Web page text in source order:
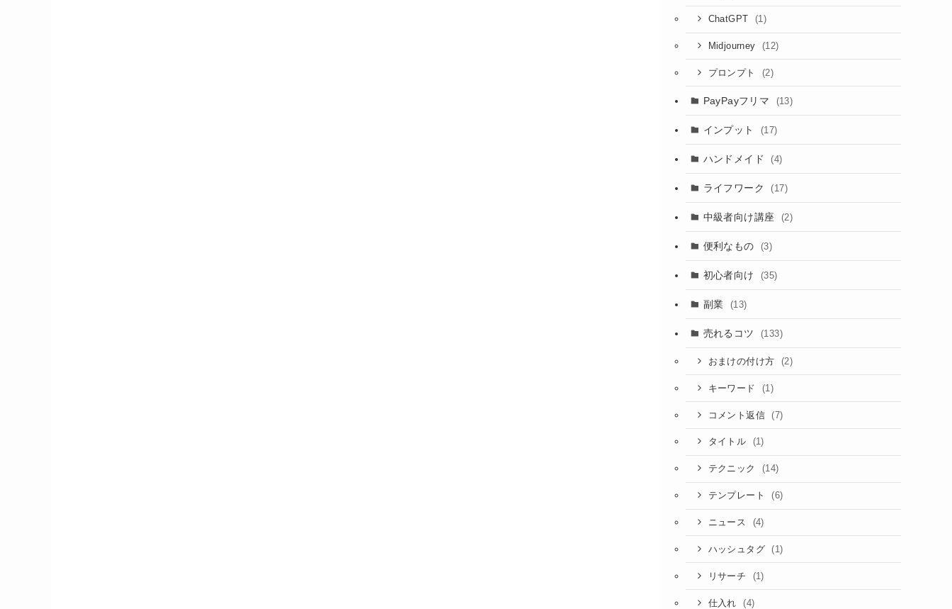
ChatGPT (1)
Midjourney (12)
プロンプト (2)
PayPayフリマ (13)
インプット (17)
ハンドメイド (4)
ライフワーク (17)
中級者向け講座 (2)
便利なもの (3)
初心者向け (35)
副業 (13)
売れるコツ (133)
おまけの付け方 (2)
キーワード (1)
コメント返信 (7)
タイトル (1)
テクニック (14)
テンプレート (6)
ニュース (4)
ハッシュタグ (1)
リサーチ (1)
仕入れ (4)